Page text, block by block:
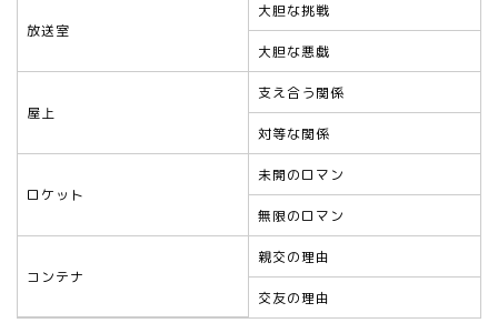
放送室
大胆な挑戦
大胆な悪戯
屋上
支え合う関係
対等な関係
ロケット
未開のロマン
無限のロマン
コンテナ
親交の理由
交友の理由